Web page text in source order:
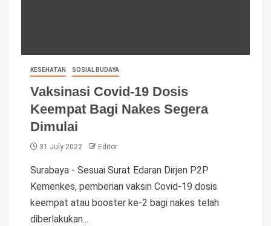
KESEHATAN SOSIAL BUDAYA
Vaksinasi Covid-19 Dosis
Keempat Bagi Nakes Segera
Dimulai
31 July 2022 Editor
Surabaya - Sesuai Surat Edaran Dirjen P2P
Kemenkes, pemberian vaksin Covid-19 dosis
keempat atau booster ke-2 bagi nakes telah
diberlakukan...